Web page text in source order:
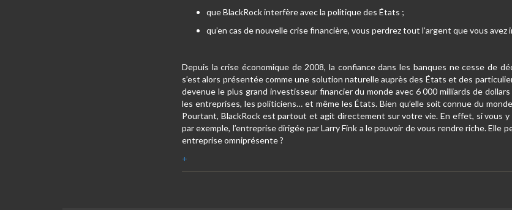
que BlackRock interfère avec la politique des États ;
qu’en cas de nouvelle crise financière, vous perdrez tout l’argent que vous avez
Depuis la crise économique de 2008, la confiance dans les banques ne cesse de
s’est alors présentée comme une solution naturelle auprès des États et des
devenue le plus grand investisseur financier du monde avec 6 000 milliards de
les entreprises, les politiciens… et même les États. Bien qu’elle soit connue du
Pourtant, BlackRock est partout et agit directement sur votre vie. En effet, si vous
par exemple, l’entreprise dirigée par Larry Fink a le pouvoir de vous rendre riche.
entreprise omniprésente ?
+